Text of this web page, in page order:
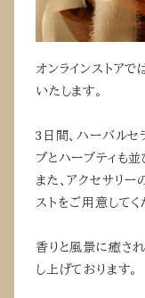
オンラインストア
いたします。
3日間、ハーバルセ
プとハーブティも並
また、アクセサリ
ストをご用意してく
香りと風景に癒さ
し上げております。